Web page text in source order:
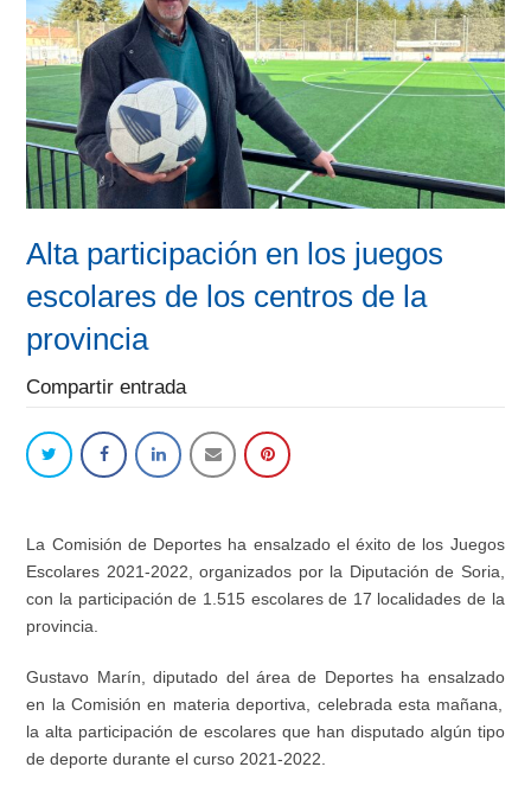
Alta participación en los juegos
escolares de los centros de la
provincia
Compartir entrada
La Comisión de Deportes ha ensalzado el éxito de los Juegos
Escolares 2021-2022, organizados por la Diputación de Soria,
con la participación de 1.515 escolares de 17 localidades de la
provincia.
Gustavo Marín, diputado del área de Deportes ha ensalzado
en la Comisión en materia deportiva, celebrada esta mañana,
la alta participación de escolares que han disputado algún tipo
de deporte durante el curso 2021-2022.